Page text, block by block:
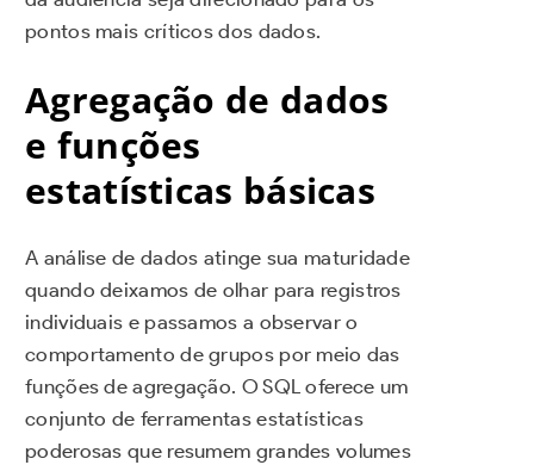
pontos mais críticos dos dados.
Agregação de dados
e funções
estatísticas básicas
A análise de dados atinge sua maturidade
quando deixamos de olhar para registros
individuais e passamos a observar o
comportamento de grupos por meio das
funções de agregação. O SQL oferece um
conjunto de ferramentas estatísticas
poderosas que resumem grandes volumes